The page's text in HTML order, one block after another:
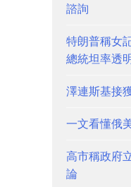
諮詢
特朗普稱女
總統坦率透
澤連斯基接
一文看懂俄
高市稱政府
論